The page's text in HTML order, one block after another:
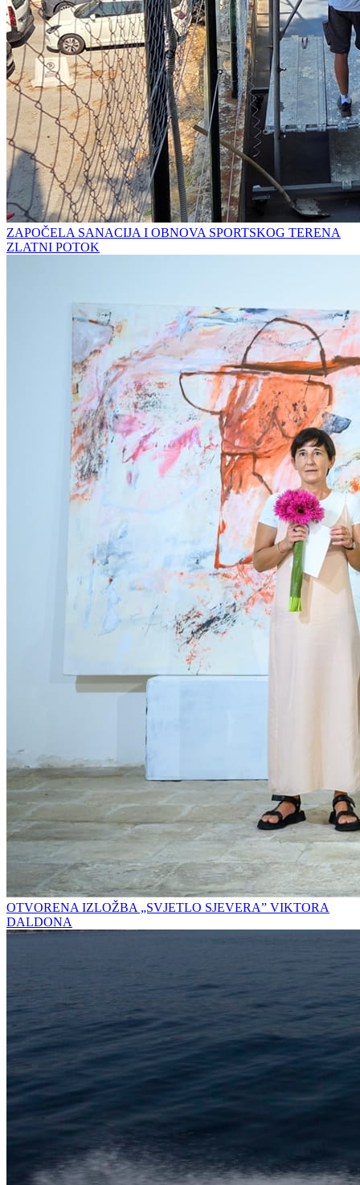
ZAPOČELA SANACIJA I OBNOVA SPORTSKOG TERENA
ZLATNI POTOK
OTVORENA IZLOŽBA „SVJETLO SJEVERA” VIKTORA
DALDONA